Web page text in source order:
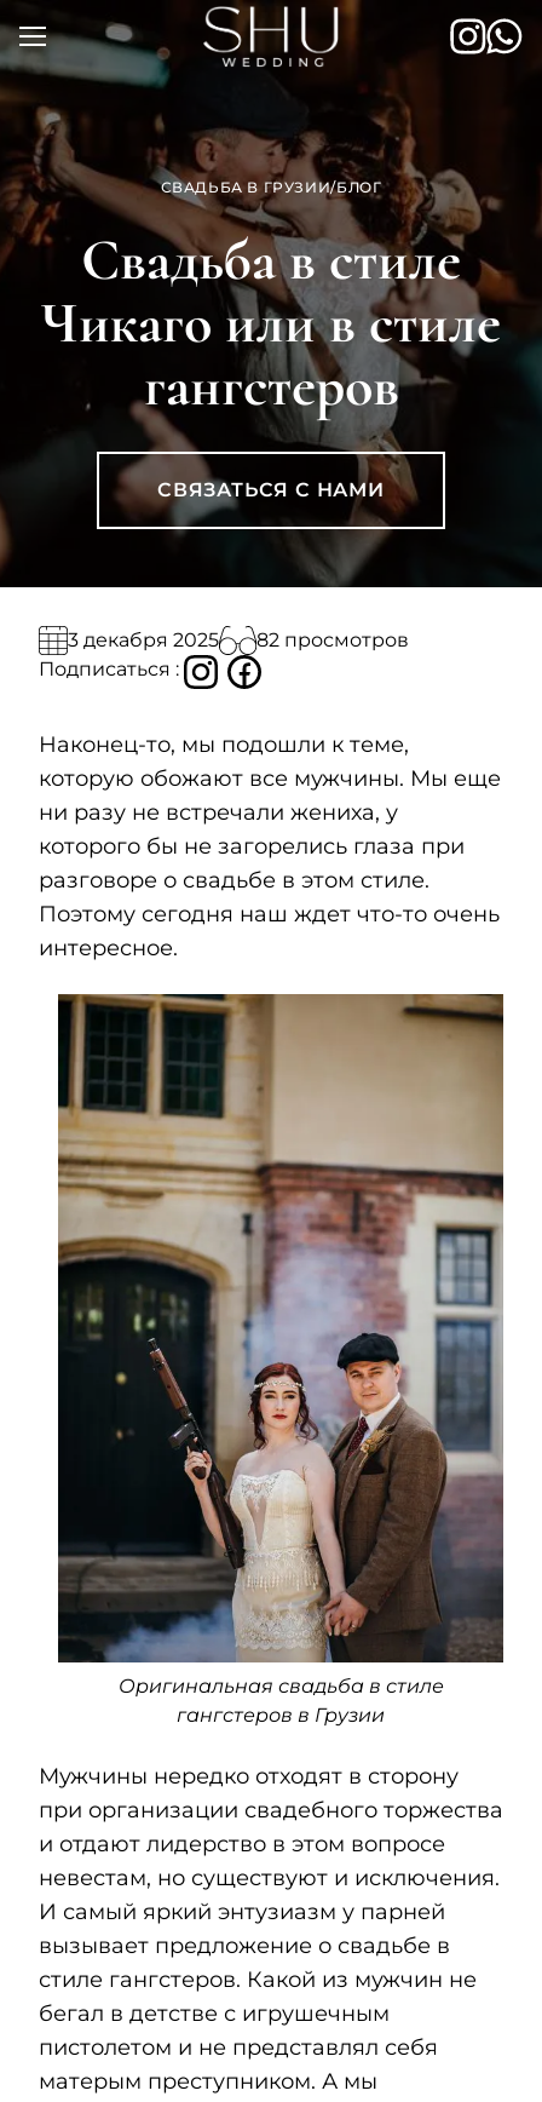
to
content
СВАДЬБА В ГРУЗИИ/БЛОГ
Свадьба в стиле
Чикаго или в стиле
гангстеров
СВЯЗАТЬСЯ С НАМИ
3 декабря 2025
82 просмотров
Подписаться :
Наконец-то, мы подошли к теме,
которую обожают все мужчины. Мы еще
ни разу не встречали жениха, у
которого бы не загорелись глаза при
разговоре о свадьбе в этом стиле.
Поэтому сегодня наш ждет что-то очень
интересное.
Оригинальная свадьба в стиле
гангстеров в Грузии
Мужчины нередко отходят в сторону
при организации свадебного торжества
и отдают лидерство в этом вопросе
невестам, но существуют и исключения.
И самый яркий энтузиазм у парней
вызывает предложение о свадьбе в
стиле гангстеров. Какой из мужчин не
бегал в детстве с игрушечным
пистолетом и не представлял себя
матерым преступником. А мы